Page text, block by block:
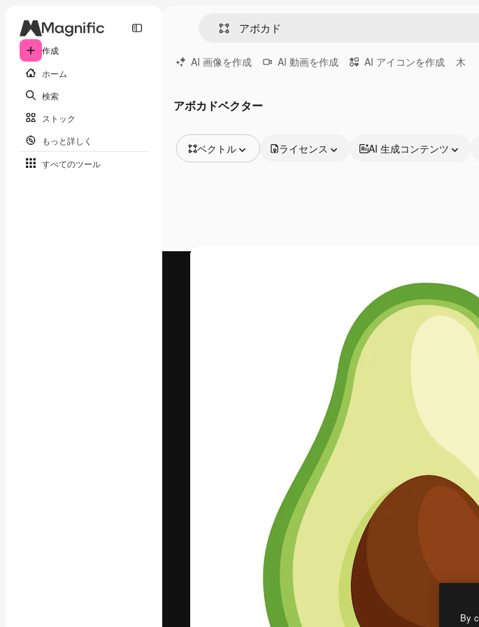
作成
ホーム
検索
ストック
もっと詳しく
すべてのツール
AI 画像を作成 AI 動画を作成 AI アイコンを作成 木
アボカドベクター
ベクトル
動画
ライセンス AI 生成コンテンツ
最高のクリエイティブ制作を導くためのプラ
ットフォーム。クリエイター、企業、代理
店、スタジオを含む100万人以上が利用して
製品
Spaces
AI アシ
AI 画像
AI 動画
AI 音声
ストッ
Claude/
向けMCP
エージェ
モバイ
すべて
Copyright © 2010- Freepik Company S.L.U.
By